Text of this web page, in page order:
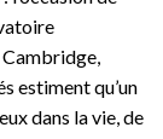
estiment qu’un
dans la vie, de